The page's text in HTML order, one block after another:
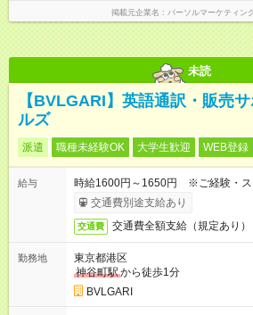
掲載元企業名 パーソルマーケティン
未読
【BVLGARI】英語通訳・販売
ルズ
派遣 職種未経験OK 大学生歓迎 WEB登録
給与
時給1600円～1650円 ※ご経験・ス
交通費別途支給あり
交通費 交通費全額支給（規定あり）
勤務地
東京都港区
神谷町駅から徒歩1分
BVLGARI